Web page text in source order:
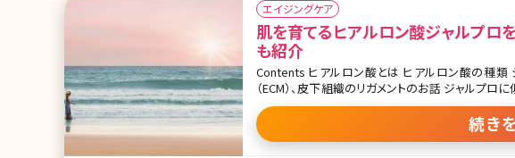
エイジングケア
肌を育てるヒアルロン酸ジャルプロ
も紹介
Contents ヒアルロン酸とは ヒアルロン酸の種類 ジャルプロの特徴 老化と真皮細胞外マトリックス
（ECM）、皮下組織のリガメントのお話 ジャルプロに似てい
のワンポイント】ジャルプロをはじめとしたECM製
が出たり、小じわが改善したりという効果はもちろ
つながったりという効果もあります。また、針によ
続き